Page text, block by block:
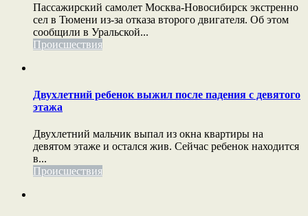
Пассажирский самолет Москва-Новосибирск экстренно
сел в Тюмени из-за отказа второго двигателя. Об этом
сообщили в Уральской...
Происшествия
Двухлетний ребенок выжил после падения с девятого
этажа
Двухлетний мальчик выпал из окна квартиры на
девятом этаже и остался жив. Сейчас ребенок находится
в...
Происшествия